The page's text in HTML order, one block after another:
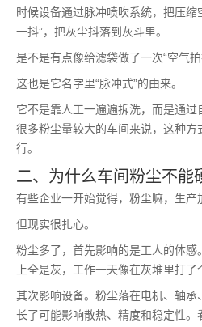
时候设备通过脉冲喷吹系统，把压缩
一抖”，把灰尘抖落到灰斗里。
是不是有点像给滤袋做了一次“空气拍
这也是它名字里“脉冲式”的由来。
它不是靠人工一遍遍拆洗，而是通
很多粉尘量较大的车间来说，这种
行。
二、为什么车间粉尘不能
有些企业一开始觉得，粉尘嘛，生产
但现实很扎心。
粉尘多了，首先影响的是工人的体
上全是灰，工作一天像在灰堆里打了
其次影响设备。粉尘落在电机、轴承
长了可能影响散热、精度和稳定性